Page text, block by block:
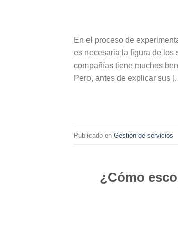
En el proceso de
es necesaria la figura de los
compañías tiene muchos
Pero, antes de explicar sus
Publicado en Gestión de servicios
¿Cómo